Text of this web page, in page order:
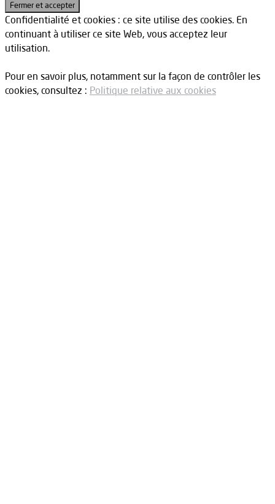
Confidentialité et cookies : ce site utilise des cookies. En
continuant à utiliser ce site Web, vous acceptez leur
utilisation.
Pour en savoir plus, notamment sur la façon de contrôler les
cookies, consultez : Politique relative aux cookies